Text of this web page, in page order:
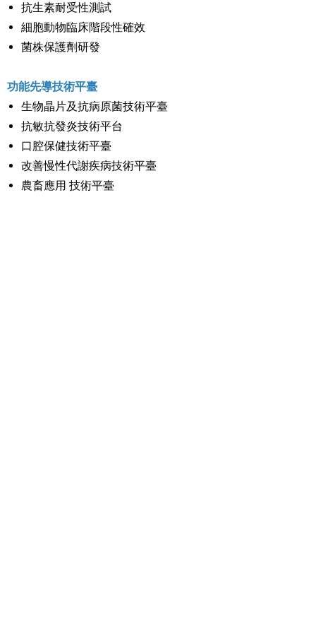
抗生素耐受性測試
細胞動物臨床階段性確效
菌株保護劑研發
功能先導技術平臺
生物晶片及抗病原菌技術平臺
抗敏抗發炎技術平台
口腔保健技術平臺
改善慢性代謝疾病技術平臺
農畜應用 技術平臺